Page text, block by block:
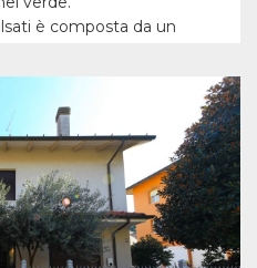
è composta da un
la cucina abitabile. Ogni
[...]